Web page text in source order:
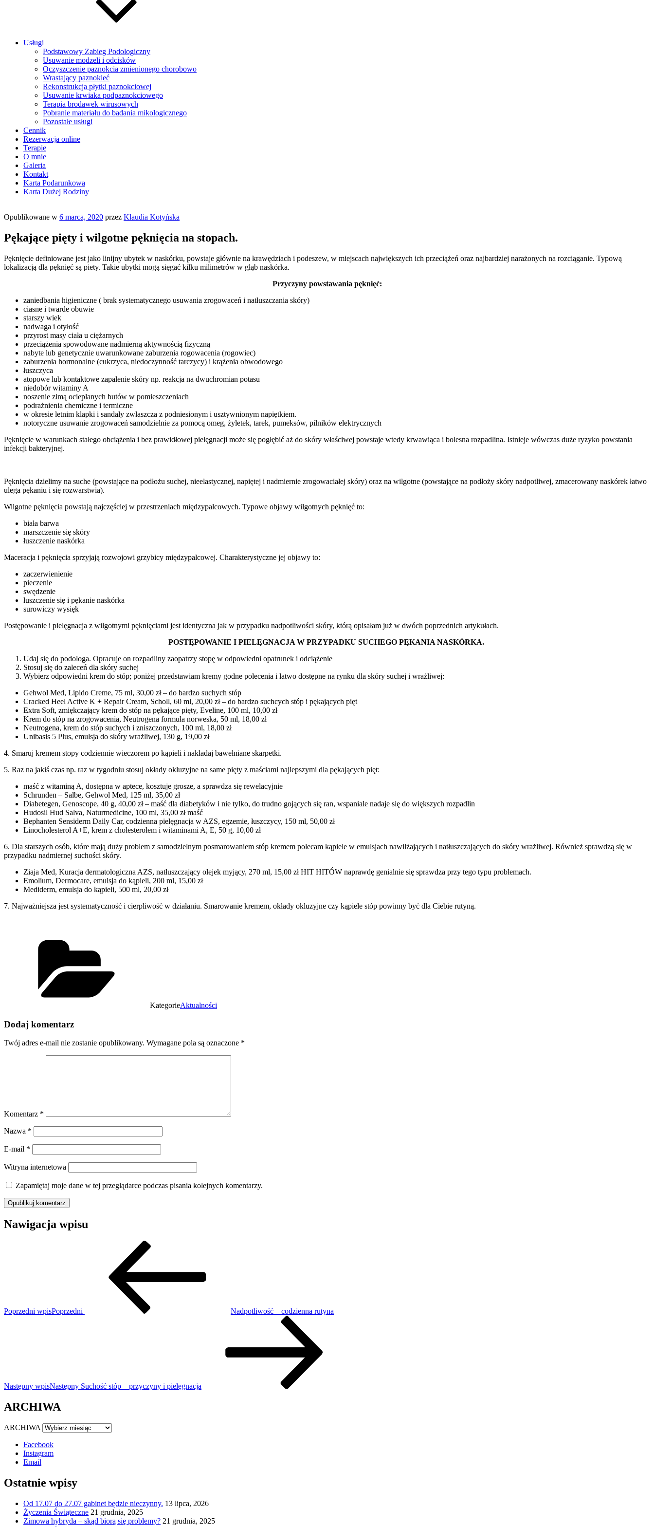
Usługi
Podstawowy Zabieg Podologiczny
Usuwanie modzeli i odcisków
Oczyszczenie paznokcia zmienionego chorobowo
Wrastający paznokieć
Rekonstrukcja płytki paznokciowej
Usuwanie krwiaka podpaznokciowego
Terapia brodawek wirusowych
Pobranie materiału do badania mikologicznego
Pozostałe usługi
Cennik
Rezerwacja online
Terapie
O mnie
Galeria
Kontakt
Karta Podarunkowa
Karta Dużej Rodziny
Opublikowane w 6 marca, 2020 przez Klaudia Kotyńska
Pękające pięty i wilgotne pęknięcia na stopach.
Pęknięcie definiowane jest jako linijny ubytek w naskórku, powstaje głównie na krawędziach i podeszew, w miejscach największych ich przeciążeń oraz najbardziej narażonych na rozciąganie. Typową
lokalizacją dla pęknięć są piety. Takie ubytki mogą sięgać kilku milimetrów w głąb naskórka.
Przyczyny powstawania pęknięć:
zaniedbania higieniczne ( brak systematycznego usuwania zrogowaceń i natłuszczania skóry)
ciasne i twarde obuwie
starszy wiek
nadwaga i otyłość
przyrost masy ciała u ciężarnych
przeciążenia spowodowane nadmierną aktywnością fizyczną
nabyte lub genetycznie uwarunkowane zaburzenia rogowacenia (rogowiec)
zaburzenia hormonalne (cukrzyca, niedoczynność tarczycy) i krążenia obwodowego
łuszczyca
atopowe lub kontaktowe zapalenie skóry np. reakcja na dwuchromian potasu
niedobór witaminy A
noszenie zimą ocieplanych butów w pomieszczeniach
podrażnienia chemiczne i termiczne
w okresie letnim klapki i sandały zwłaszcza z podniesionym i usztywnionym napiętkiem.
notoryczne usuwanie zrogowaceń samodzielnie za pomocą omeg, żyletek, tarek, pumeksów, pilników elektrycznych
Pęknięcie w warunkach stałego obciążenia i bez prawidłowej pielęgnacji może się pogłębić aż do skóry właściwej powstaje wtedy krwawiąca i bolesna rozpadlina. Istnieje wówczas duże ryzyko powstania
infekcji bakteryjnej.
Pęknięcia dzielimy na suche (powstające na podłożu suchej, nieelastycznej, napiętej i nadmiernie zrogowaciałej skóry) oraz na wilgotne (powstające na podłoży skóry nadpotliwej, zmacerowany naskórek łatwo
ulega pękaniu i się rozwarstwia).
Wilgotne pęknięcia powstają najczęściej w przestrzeniach międzypalcowych. Typowe objawy wilgotnych pęknięć to:
biała barwa
marszczenie się skóry
łuszczenie naskórka
Maceracja i pęknięcia sprzyjają rozwojowi grzybicy międzypalcowej. Charakterystyczne jej objawy to:
zaczerwienienie
pieczenie
swędzenie
łuszczenie się i pękanie naskórka
surowiczy wysięk
Postępowanie i pielęgnacja z wilgotnymi pęknięciami jest identyczna jak w przypadku nadpotliwości skóry, którą opisałam już w dwóch poprzednich artykułach.
POSTĘPOWANIE I PIELĘGNACJA W PRZYPADKU SUCHEGO PĘKANIA NASKÓRKA.
Udaj się do podologa. Opracuje on rozpadliny zaopatrzy stopę w odpowiedni opatrunek i odciążenie
Stosuj się do zaleceń dla skóry suchej
Wybierz odpowiedni krem do stóp; poniżej przedstawiam kremy godne polecenia i łatwo dostępne na rynku dla skóry suchej i wrażliwej:
Gehwol Med, Lipido Creme, 75 ml, 30,00 zł – do bardzo suchych stóp
Cracked Heel Active K + Repair Cream, Scholl, 60 ml, 20,00 zł – do bardzo suchcych stóp i pękających pięt
Extra Soft, zmiękczający krem do stóp na pękające pięty, Eveline, 100 ml, 10,00 zł
Krem do stóp na zrogowacenia, Neutrogena formuła norweska, 50 ml, 18,00 zł
Neutrogena, krem do stóp suchych i zniszczonych, 100 ml, 18,00 zł
Unibasis 5 Plus, emulsja do skóry wrażliwej, 130 g, 19,00 zł
4. Smaruj kremem stopy codziennie wieczorem po kąpieli i nakładaj bawełniane skarpetki.
5. Raz na jakiś czas np. raz w tygodniu stosuj okłady okluzyjne na same pięty z maściami najlepszymi dla pękających pięt:
maść z witaminą A, dostępna w aptece, kosztuje grosze, a sprawdza się rewelacyjnie
Schrunden – Salbe, Gehwol Med, 125 ml, 35,00 zł
Diabetegen, Genoscope, 40 g, 40,00 zł – maść dla diabetyków i nie tylko, do trudno gojących się ran, wspaniale nadaje się do większych rozpadlin
Hudosil Hud Salva, Naturmedicine, 100 ml, 35,00 zł maść
Bephanten Sensiderm Daily Car, codzienna pielęgnacja w AZS, egzemie, łuszczycy, 150 ml, 50,00 zł
Linocholesterol A+E, krem z cholesterolem i witaminami A, E, 50 g, 10,00 zł
6. Dla starszych osób, które mają duży problem z samodzielnym posmarowaniem stóp kremem polecam kąpiele w emulsjach nawilżających i natłuszczających do skóry wrażliwej. Również sprawdzą się w
przypadku nadmiernej suchości skóry.
Ziaja Med, Kuracja dermatologiczna AZS, natłuszczający olejek myjący, 270 ml, 15,00 zł HIT HITÓW naprawdę genialnie się sprawdza przy tego typu problemach.
Emolium, Dermocare, emulsja do kąpieli, 200 ml, 15,00 zł
Mediderm, emulsja do kąpieli, 500 ml, 20,00 zł
7. Najważniejsza jest systematyczność i cierpliwość w działaniu. Smarowanie kremem, okłady okluzyjne czy kąpiele stóp powinny być dla Ciebie rutyną.
KategorieAktualności
Dodaj komentarz
Twój adres e-mail nie zostanie opublikowany. Wymagane pola są oznaczone *
Komentarz *
Nazwa *
E-mail *
Witryna internetowa
Zapamiętaj moje dane w tej przeglądarce podczas pisania kolejnych komentarzy.
Nawigacja wpisu
Poprzedni wpisPoprzedni Nadpotliwość – codzienna rutyna
Następny wpisNastępny Suchość stóp – przyczyny i pielęgnacja
ARCHIWA
ARCHIWA
Facebook
Instagram
Email
Ostatnie wpisy
Od 17.07 do 27.07 gabinet będzie nieczynny. 13 lipca, 2026
Życzenia Świąteczne 21 grudnia, 2025
Zimowa hybryda – skąd biorą się problemy? 21 grudnia, 2025